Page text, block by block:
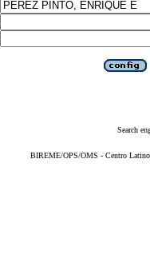
Search
BIREME/OPS/OMS - Centro